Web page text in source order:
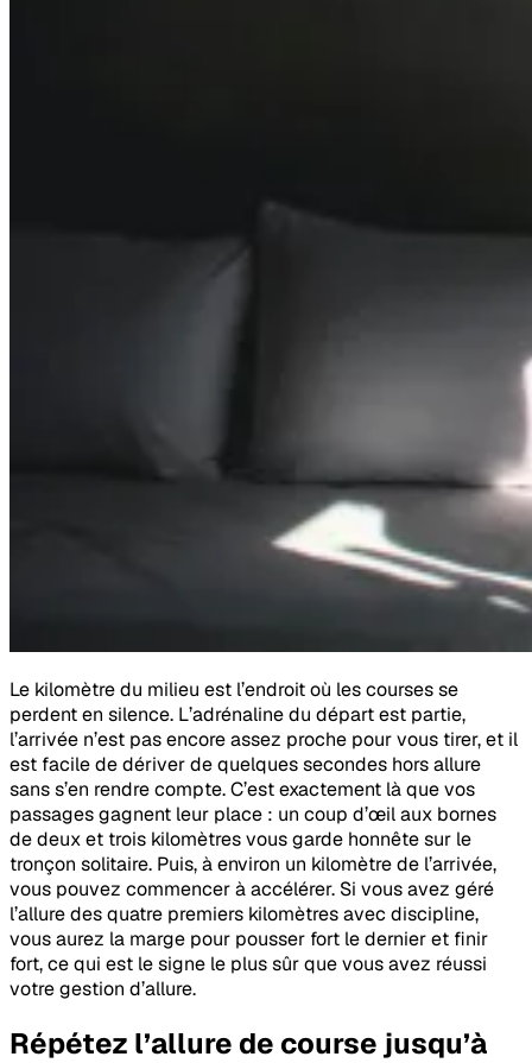
Le kilomètre du milieu est l’endroit où les courses se
perdent en silence. L’adrénaline du départ est partie,
l’arrivée n’est pas encore assez proche pour vous tirer, et il
est facile de dériver de quelques secondes hors allure
sans s’en rendre compte. C’est exactement là que vos
passages gagnent leur place : un coup d’œil aux bornes
de deux et trois kilomètres vous garde honnête sur le
tronçon solitaire. Puis, à environ un kilomètre de l’arrivée,
vous pouvez commencer à accélérer. Si vous avez géré
l’allure des quatre premiers kilomètres avec discipline,
vous aurez la marge pour pousser fort le dernier et finir
fort, ce qui est le signe le plus sûr que vous avez réussi
votre gestion d’allure.
Répétez l’allure de course jusqu’à